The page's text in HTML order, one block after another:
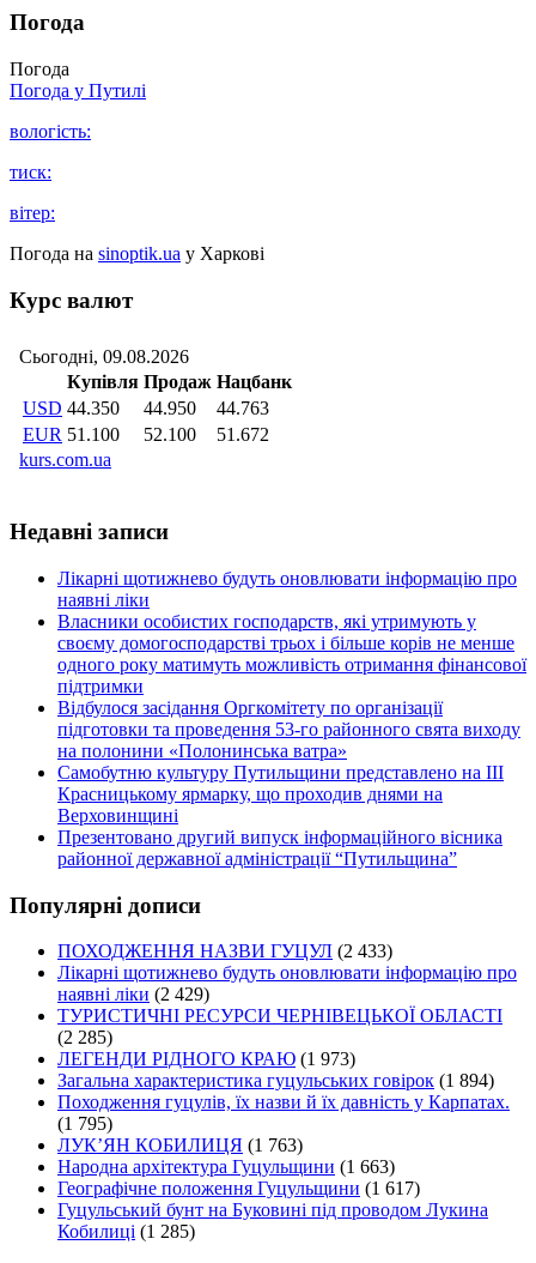
Погода
Погода
Погода у Путилі
вологість:
тиск:
вітер:
Погода на sinoptik.ua у Харкові
Курс валют
Недавні записи
Лікарні щотижнево будуть оновлювати інформацію про
наявні ліки
Власники особистих господарств, які утримують у
своєму домогосподарстві трьох і більше корів не менше
одного року матимуть можливість отримання фінансової
підтримки
Відбулося засідання Оргкомітету по організації
підготовки та проведення 53-го районного свята виходу
на полонини «Полонинська ватра»
Самобутню культуру Путильщини представлено на ІІІ
Красницькому ярмарку, що проходив днями на
Верховинщині
Презентовано другий випуск інформаційного вісника
районної державної адміністрації “Путильщина”
Популярні дописи
ПОХОДЖЕННЯ НАЗВИ ГУЦУЛ (2 433)
Лікарні щотижнево будуть оновлювати інформацію про
наявні ліки (2 429)
ТУРИСТИЧНІ РЕСУРСИ ЧЕРНІВЕЦЬКОЇ ОБЛАСТІ
(2 285)
ЛЕГЕНДИ РІДНОГО КРАЮ (1 973)
Загальна характеристика гуцульських говірок (1 894)
Походження гуцулів, їх назви й їх давність у Карпатах.
(1 795)
ЛУК’ЯН КОБИЛИЦЯ (1 763)
Народна архітектура Гуцульщини (1 663)
Географічне положення Гуцульщини (1 617)
Гуцульський бунт на Буковині під проводом Лукина
Кобилиці (1 285)